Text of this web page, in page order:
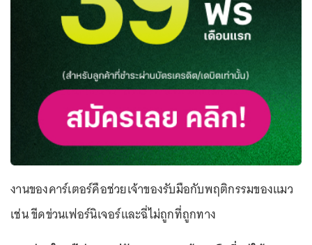
งานของคาร์เตอร์คือช่วยเจ้าของรับมือกับพฤติกรรมของแมว
เช่น ขีดข่วนเฟอร์นิเจอร์และฉี่ไม่ถูกที่ถูกทาง